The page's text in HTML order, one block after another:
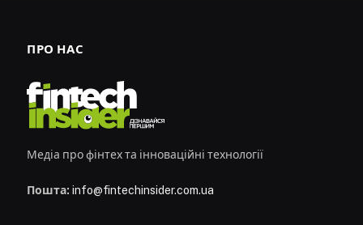
ПРО НАС
Медіа про фінтех та інноваційні технології
Пошта: info@fintechinsider.com.ua